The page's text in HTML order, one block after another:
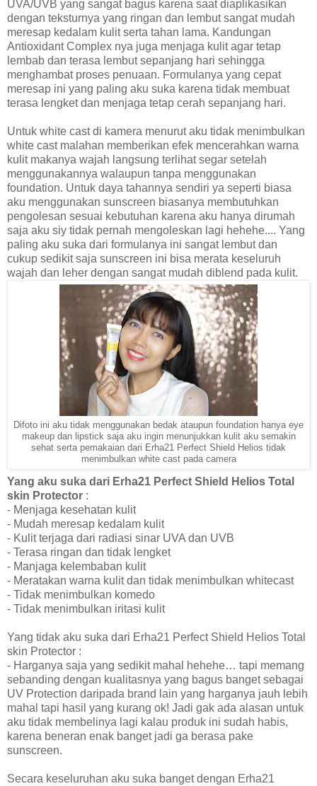
UVA/UVB yang sangat bagus karena saat diaplikasikan
dengan teksturnya yang ringan dan lembut sangat mudah
meresap kedalam kulit serta tahan lama. Kandungan
Antioxidant Complex nya juga menjaga kulit agar tetap
lembab dan terasa lembut sepanjang hari sehingga
menghambat proses penuaan. Formulanya yang cepat
meresap ini yang paling aku suka karena tidak membuat
terasa lengket dan menjaga tetap cerah sepanjang hari.
Untuk white cast di kamera menurut aku tidak menimbulkan
white cast malahan memberikan efek mencerahkan warna
kulit makanya wajah langsung terlihat segar setelah
menggunakannya walaupun tanpa menggunakan
foundation. Untuk daya tahannya sendiri ya seperti biasa
aku menggunakan sunscreen biasanya membutuhkan
pengolesan sesuai kebutuhan karena aku hanya dirumah
saja aku siy tidak pernah mengoleskan lagi hehehe.... Yang
paling aku suka dari formulanya ini sangat lembut dan
cukup sedikit saja sunscreen ini bisa merata keseluruh
wajah dan leher dengan sangat mudah diblend pada kulit.
Difoto ini aku tidak menggunakan bedak ataupun foundation hanya eye
makeup dan lipstick saja aku ingin menunjukkan kulit aku semakin
sehat serta pemakaian dari Erha21 Perfect Shield Helios tidak
menimbulkan white cast pada camera
Yang aku suka dari Erha21 Perfect Shield Helios Total
skin Protector :
- Menjaga kesehatan kulit
- Mudah meresap kedalam kulit
- Kulit terjaga dari radiasi sinar UVA dan UVB
- Terasa ringan dan tidak lengket
- Manjaga kelembaban kulit
- Meratakan warna kulit dan tidak menimbulkan whitecast
- Tidak menimbulkan komedo
- Tidak menimbulkan iritasi kulit
Yang tidak aku suka dari Erha21 Perfect Shield Helios Total
skin Protector :
- Harganya saja yang sedikit mahal hehehe… tapi memang
sebanding dengan kualitasnya yang bagus banget sebagai
UV Protection daripada brand lain yang harganya jauh lebih
mahal tapi hasil yang kurang ok! Jadi gak ada alasan untuk
aku tidak membelinya lagi kalau produk ini sudah habis,
karena beneran enak banget jadi ga berasa pake
sunscreen.
Secara keseluruhan aku suka banget dengan Erha21